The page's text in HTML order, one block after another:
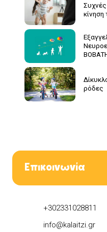
ρόδες
Επικοινωνία
+302331028811
info@kalaitzi.gr